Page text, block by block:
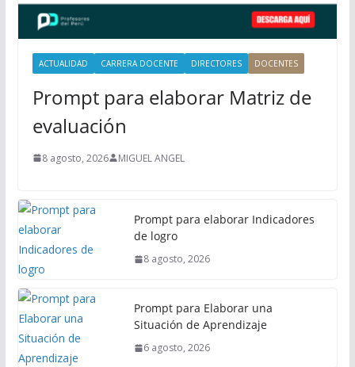
a
ACTUALIDAD CARRERA DOCENTE DIRECTORES DOCENTES
Prompt para elaborar Matriz de
evaluación
8 agosto, 2026 MIGUEL ANGEL
Prompt para elaborar Indicadores
de logro
8 agosto, 2026
Prompt para Elaborar una
Situación de Aprendizaje
6 agosto, 2026